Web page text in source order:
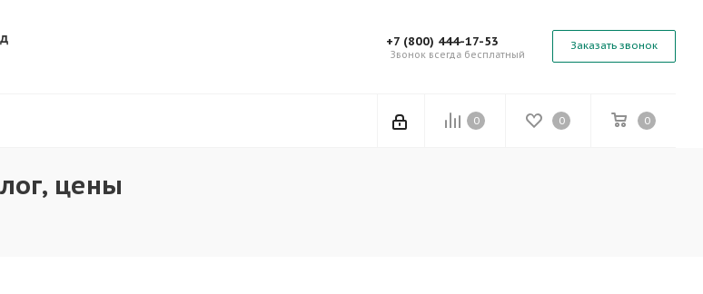
+7 (800) 444-17-53
Звонок всегда бесплатный
Заказать звонок
0 0 0
цены